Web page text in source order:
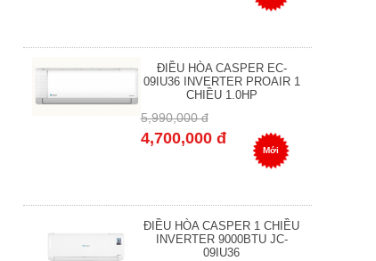
ĐIỀU HÒA CASPER EC-
09IU36 INVERTER PROAIR 1
CHIỀU 1.0HP
5,990,000 đ
4,700,000 đ
Mới
ĐIỀU HÒA CASPER 1 CHIỀU
INVERTER 9000BTU JC-
09IU36